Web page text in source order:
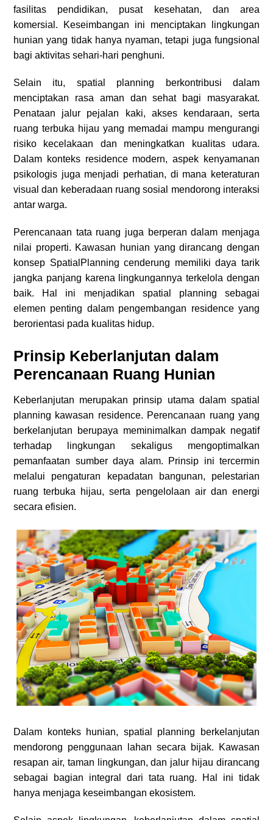
fasilitas pendidikan, pusat kesehatan, dan area
komersial. Keseimbangan ini menciptakan lingkungan
hunian yang tidak hanya nyaman, tetapi juga fungsional
bagi aktivitas sehari-hari penghuni.
Selain itu, spatial planning berkontribusi dalam
menciptakan rasa aman dan sehat bagi masyarakat.
Penataan jalur pejalan kaki, akses kendaraan, serta
ruang terbuka hijau yang memadai mampu mengurangi
risiko kecelakaan dan meningkatkan kualitas udara.
Dalam konteks residence modern, aspek kenyamanan
psikologis juga menjadi perhatian, di mana keteraturan
visual dan keberadaan ruang sosial mendorong interaksi
antar warga.
Perencanaan tata ruang juga berperan dalam menjaga
nilai properti. Kawasan hunian yang dirancang dengan
konsep SpatialPlanning cenderung memiliki daya tarik
jangka panjang karena lingkungannya terkelola dengan
baik. Hal ini menjadikan spatial planning sebagai
elemen penting dalam pengembangan residence yang
berorientasi pada kualitas hidup.
Prinsip Keberlanjutan dalam
Perencanaan Ruang Hunian
Keberlanjutan merupakan prinsip utama dalam spatial
planning kawasan residence. Perencanaan ruang yang
berkelanjutan berupaya meminimalkan dampak negatif
terhadap lingkungan sekaligus mengoptimalkan
pemanfaatan sumber daya alam. Prinsip ini tercermin
melalui pengaturan kepadatan bangunan, pelestarian
ruang terbuka hijau, serta pengelolaan air dan energi
secara efisien.
Dalam konteks hunian, spatial planning berkelanjutan
mendorong penggunaan lahan secara bijak. Kawasan
resapan air, taman lingkungan, dan jalur hijau dirancang
sebagai bagian integral dari tata ruang. Hal ini tidak
hanya menjaga keseimbangan ekosistem.